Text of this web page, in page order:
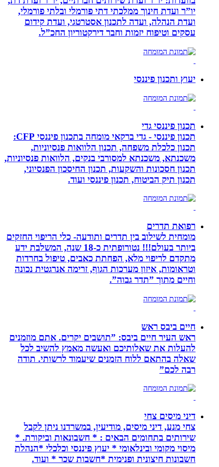
יו”ר ועדת חינוך ממלכתי דתי פורמלי ובלתי פורמלי,
ועדת הנהלה, ועדה לתכנון אסטרטגי, ועדת קידום
עסקים וטיפוח יזמות וחבר דירקטוריון החכ”ל.
יעוץ ותכנון פיננסי
תכנון פיננסי גדי
תכנון פיננסי - גדי ברקאי מומחה בתכנון פיננסי CFP:
תכנון כלכלת משפחה, תכנון הלוואות פנסיוניות,
משכנתא, משכנתא למסורבי בנקים, הלוואות פנסיוניות,
תכנון חסכונות והשקעות, תכנון החיסכון הפנסיוני,
תכנון תיק הביטוח, תכנון פיננסי ועוד.
רפואת תדרים
מומחית לשילוב בין תדרים ותודעה- כלי הריפוי החזקים
ביותר בעולם!!! נטורופתית כ-18 שנה, המשלבת ידע
מתקדם לריפוי מלא, הפחתת כאבים, טיפול בחרדות
וטראומות, איזון מערכות הגוף, זרימה אנרגטית נכונה
וחיים מתוך ”תדר גבוה”.
חיים ביבס ראש
ראש העיר חיים ביבס: ”תושבים יקרים. אתם מוזמנים
להעלות את שאלותיכם ואעשה מאמץ להשיב לכל
שאלה בהתאם ללוח הזמנים שיעמוד לרשותי. תודה
רבה לכם”
דיני מיסים צחי
צחי מנע, דיני מיסים, מודיעין, במשרדנו ניתן לקבל
שירותים בתחומים הבאים : * חשבונאות וביקורת. *
מיסוי מקומי ובינלאומי * יעוץ פיננסי וכלכלי *הנהלת
חשבונות חיצונית ופנימית *חשבות שכר * ועוד.